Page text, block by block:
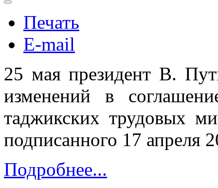
Печать
E-mail
25 мая президент В.
изменений в
таджикских трудовых
подписанного 17 апреля
Подробнее...